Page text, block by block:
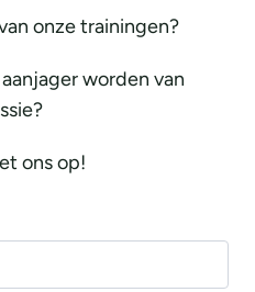
onze trainingen?
worden van
ons op!